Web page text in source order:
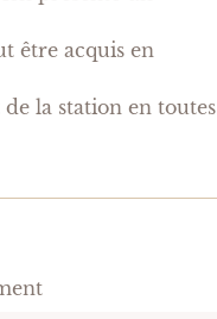
être acquis en
la station en toutes